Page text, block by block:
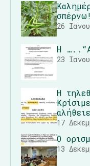
σπέρνω!
26
Η
23
Η
17
Ο
13